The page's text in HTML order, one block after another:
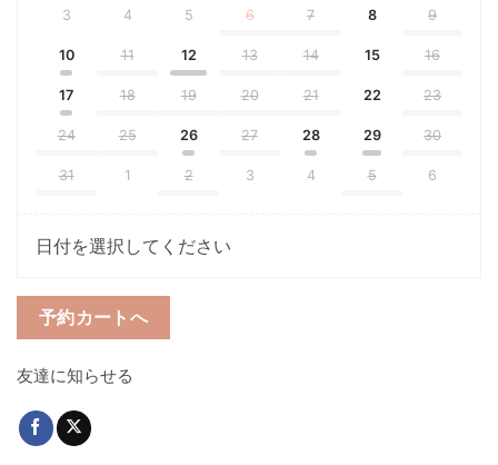
3 4 5 6 7 8 9
10 11 12 13 14 15 16
17 18 19 20 21 22 23
24 25 26 27 28 29 30
31 1 2 3 4 5 6
日付を選択してください
予約カートへ
友達に知らせる